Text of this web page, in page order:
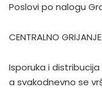
Poslovi po nalogu
CENTRALNO GRIJANJE:
Isporuka i
a svakodnevno se